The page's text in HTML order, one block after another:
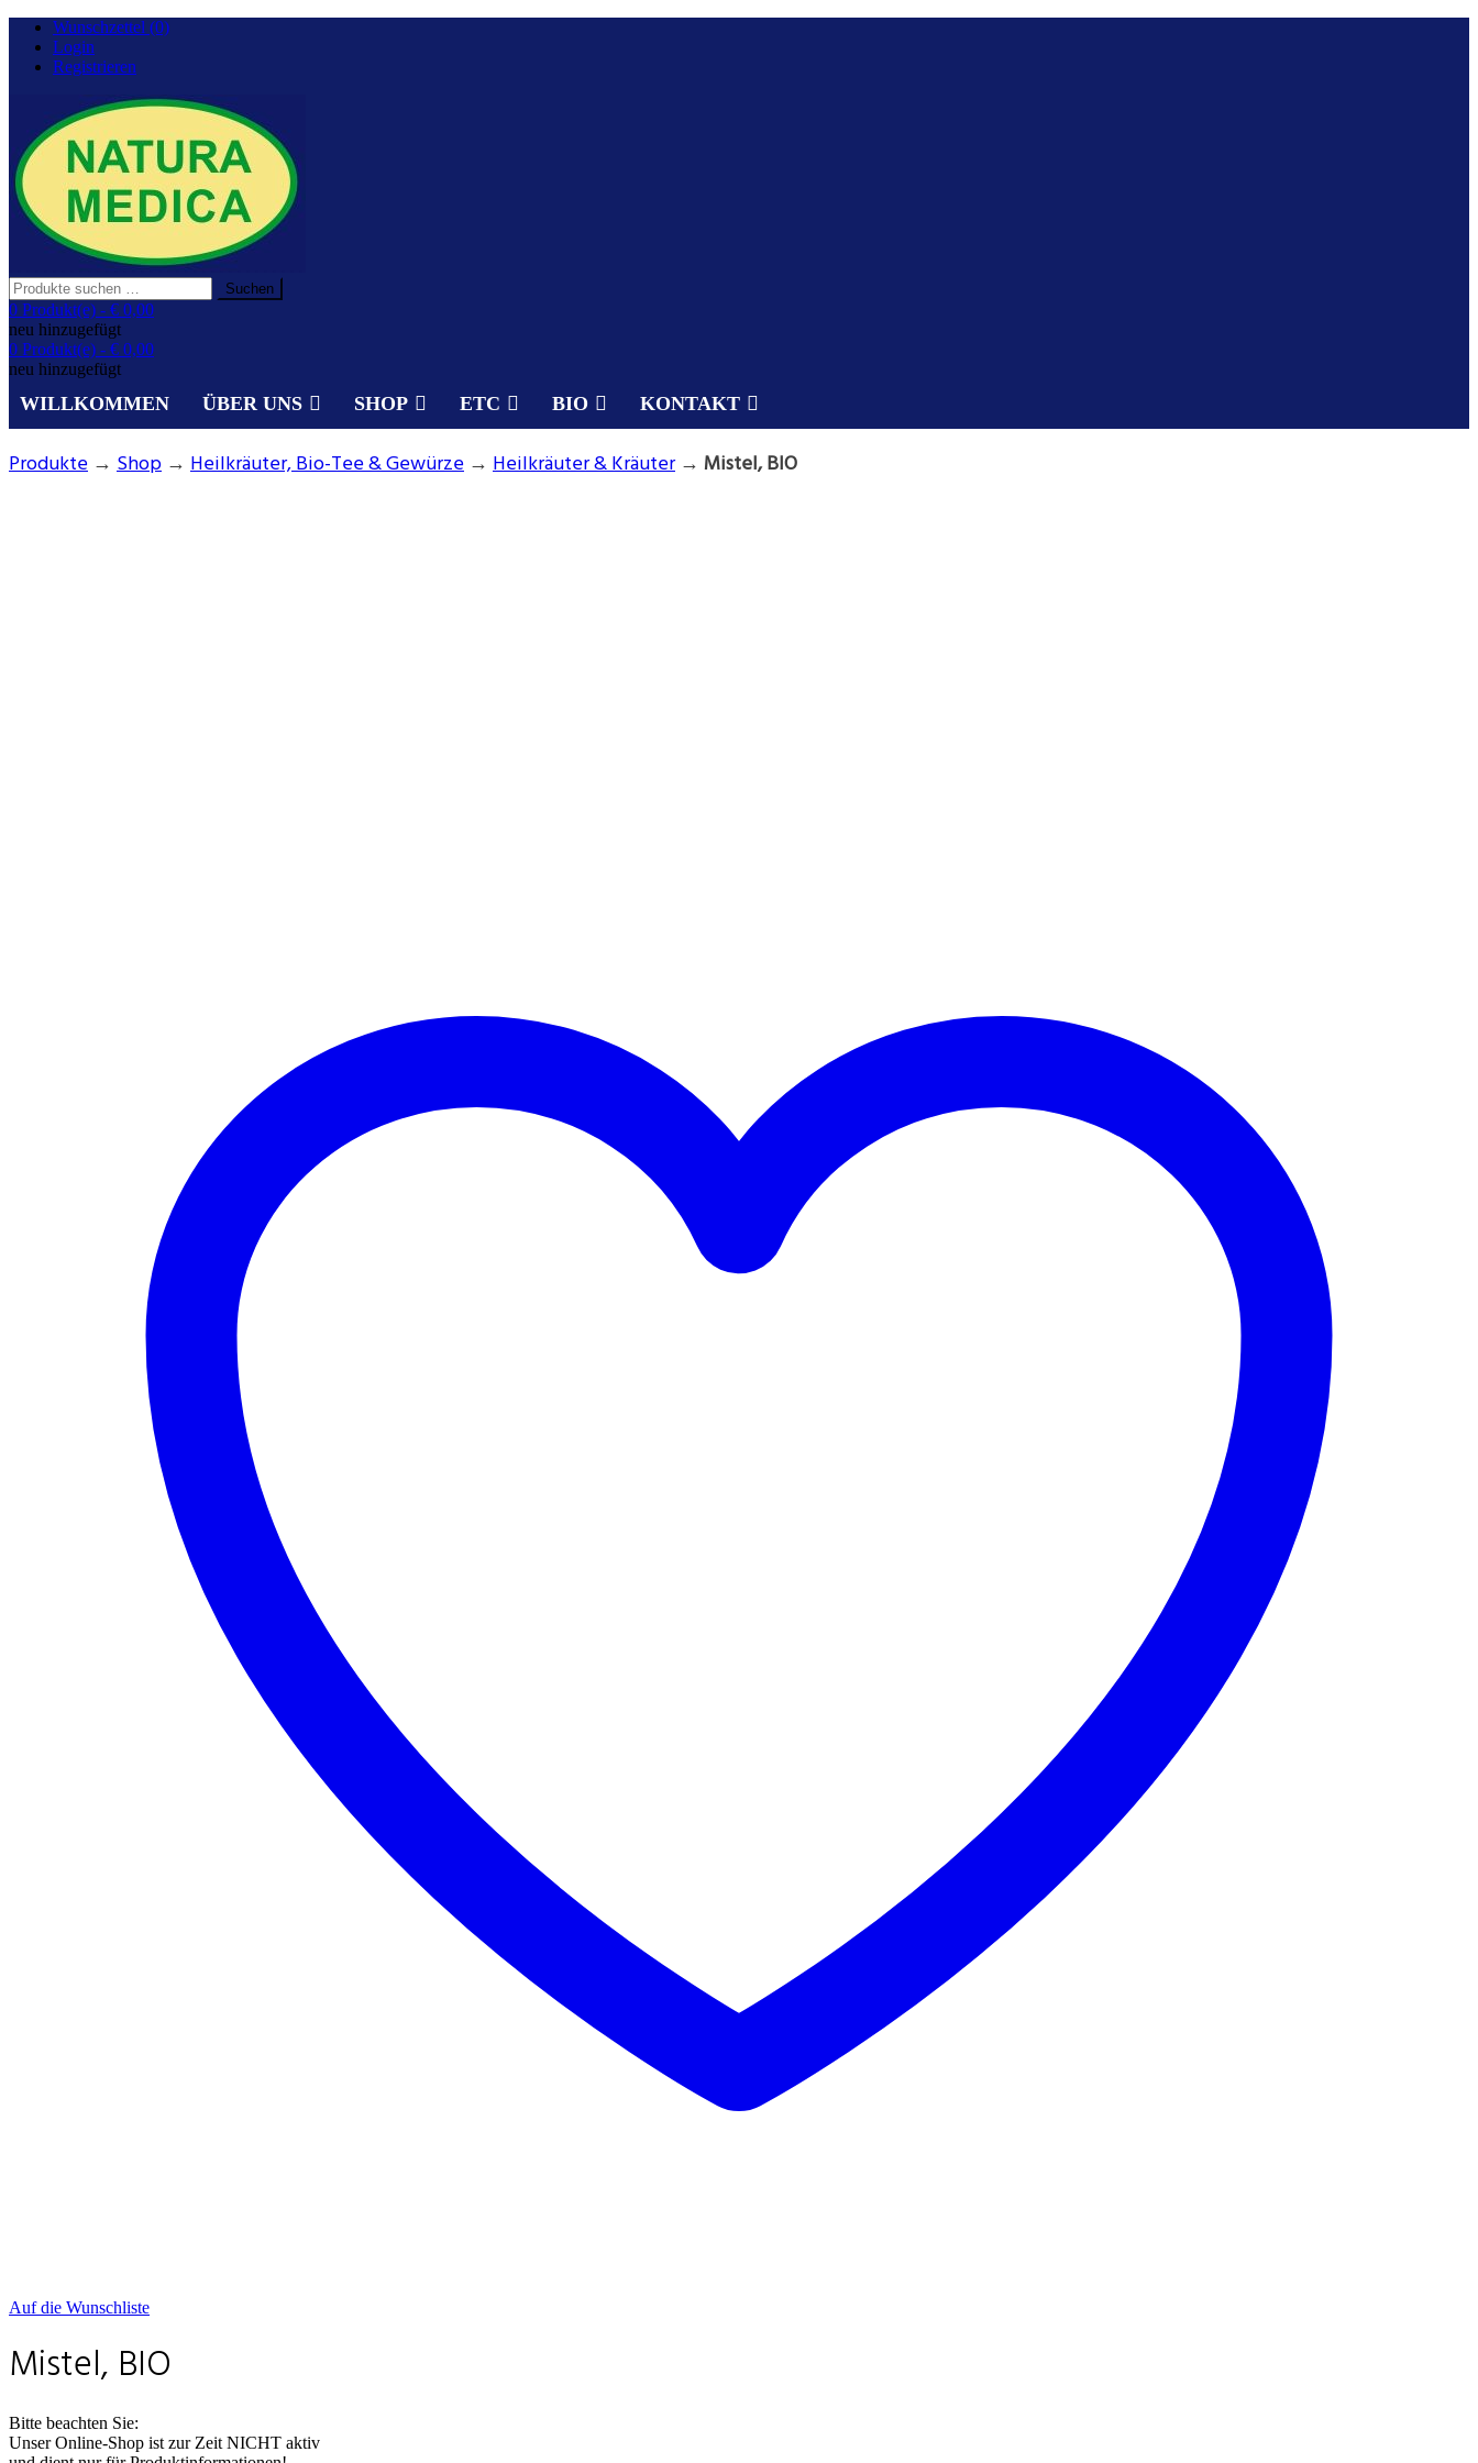
Zurück
zum
Inhalt
Wunschzettel (0)
Login
Registrieren
NATURA MEDICA
Gesundheit aus der Natur.
Suchen
nach:
Suchen
0 Produkt(e) - € 0,00
neu hinzugefügt
0 Produkt(e) - € 0,00
neu hinzugefügt
WILLKOMMEN ÜBER UNS SHOP ETC BIO KONTAKT
Produkte → Shop → Heilkräuter, Bio-Tee & Gewürze → Heilkräuter & Kräuter→ Mistel, BIO
Auf die Wunschliste
Mistel, BIO
Bitte beachten Sie:
Unser Online-Shop ist zur Zeit NICHT aktiv